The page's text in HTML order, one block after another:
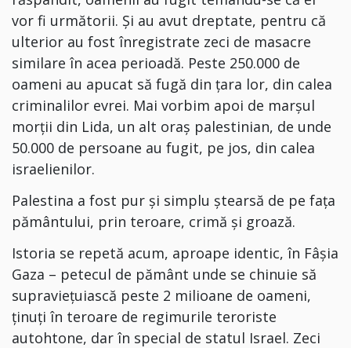
vor fi următorii. Și au avut dreptate, pentru că
ulterior au fost înregistrate zeci de masacre
similare în acea perioadă. Peste 250.000 de
oameni au apucat să fugă din țara lor, din calea
criminalilor evrei. Mai vorbim apoi de marșul
morții din Lida, un alt oraș palestinian, de unde
50.000 de persoane au fugit, pe jos, din calea
israelienilor.
Palestina a fost pur și simplu ștearsă de pe fața
pământului, prin teroare, crimă și groază.
Istoria se repetă acum, aproape identic, în Fâșia
Gaza – petecul de pământ unde se chinuie să
supraviețuiască peste 2 milioane de oameni,
ținuți în teroare de regimurile teroriste
autohtone, dar în special de statul Israel. Zeci